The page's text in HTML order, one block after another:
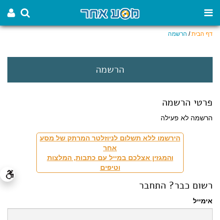
דף הבית/ הרשמה
הרשמה
פרטי הרשמה
הרשמה לא פעילה
הירשמו ללא תשלום לניוזלטר המרתק של מסע
אחר
והמגזין אצלכם במייל עם כתבות, המלצות
וטיפים
רשום כבר? התחבר
אימייל